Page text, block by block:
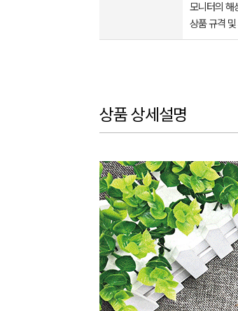
모니터의 해
상품 규격
상품 상세설명